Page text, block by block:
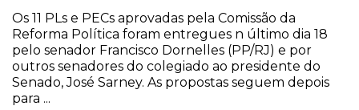
Os 11 PLs e PECs aprovadas pela Comissão da
Reforma Política foram entregues n último dia 18
pelo senador Francisco Dornelles (PP/RJ) e por
outros senadores do colegiado ao presidente do
Senado, José Sarney. As propostas seguem depois
para ...